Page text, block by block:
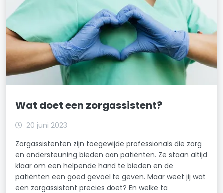
Wat doet een zorgassistent?
20 juni 2023
Zorgassistenten zijn toegewijde professionals die zorg
en ondersteuning bieden aan patiënten. Ze staan altijd
klaar om een helpende hand te bieden en de
patiënten een goed gevoel te geven. Maar weet jij wat
een zorgassistant precies doet? En welke ta